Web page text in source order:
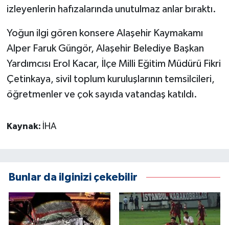
izleyenlerin hafızalarında unutulmaz anlar bıraktı.
Yoğun ilgi gören konsere Alaşehir Kaymakamı
Alper Faruk Güngör, Alaşehir Belediye Başkan
Yardımcısı Erol Kacar, İlçe Milli Eğitim Müdürü Fikri
Çetinkaya, sivil toplum kuruluşlarının temsilcileri,
öğretmenler ve çok sayıda vatandaş katıldı.
Kaynak: İHA
Bunlar da ilginizi çekebilir